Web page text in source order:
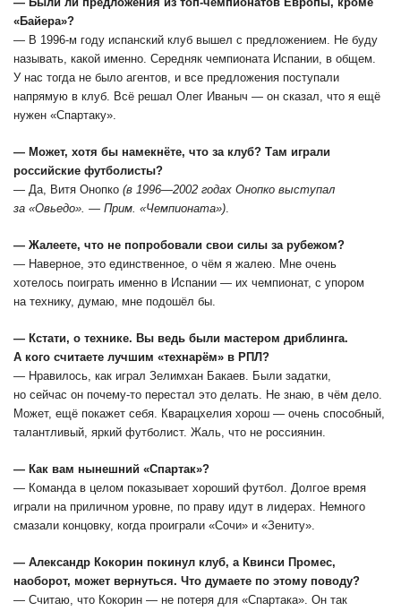
«Байера»?
— В 1996-м году испанский клуб вышел с предложением. Не буду
называть, какой именно. Середняк чемпионата Испании, в общем.
У нас тогда не было агентов, и все предложения поступали
напрямую в клуб. Всё решал Олег Иваныч — он сказал, что я ещё
нужен «Спартаку».
— Может, хотя бы намекнёте, что за клуб? Там играли
российские футболисты?
— Да, Витя Онопко (в 1996—2002 годах Онопко выступал
за «Овьедо». — Прим. «Чемпионата»).
— Жалеете, что не попробовали свои силы за рубежом?
— Наверное, это единственное, о чём я жалею. Мне очень
хотелось поиграть именно в Испании — их чемпионат, с упором
на технику, думаю, мне подошёл бы.
— Кстати, о технике. Вы ведь были мастером дриблинга.
А кого считаете лучшим «технарём» в РПЛ?
— Нравилось, как играл Зелимхан Бакаев. Были задатки,
но сейчас он почему-то перестал это делать. Не знаю, в чём дело.
Может, ещё покажет себя. Кварацхелия хорош — очень способный,
талантливый, яркий футболист. Жаль, что не россиянин.
— Как вам нынешний «Спартак»?
— Команда в целом показывает хороший футбол. Долгое время
играли на приличном уровне, по праву идут в лидерах. Немного
смазали концовку, когда проиграли «Сочи» и «Зениту».
— Александр Кокорин покинул клуб, а Квинси Промес,
наоборот, может вернуться. Что думаете по этому поводу?
— Считаю, что Кокорин — не потеря для «Спартака». Он так